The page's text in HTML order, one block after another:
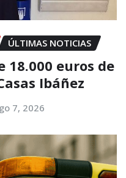
ÚLTIMAS NOTICIAS
18.000 euros de
Ibáñez
7, 2026